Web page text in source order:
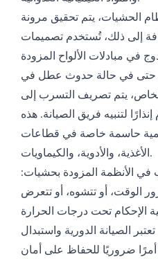
الحشيات، يتم تحقيق مرونة
إلى ذلك، تُستخدم تصميمات
في مبادلات الألواح المزودة
حتى في حالة حدوث عطل في
يتم تصريف التسرب إلى
لتنبيه فريق الصيانة. هذه
أهمية حاسمة خاصة في قطاعات
الأغذية، والأدوية، والكيماويات.
في الأنظمة المزودة بحشيات:
الوقت، أو تتشوه، أو تتعرض
الإحكام تحت درجات الحرارة
الصيانة الدورية واستبدال
ضروريًا للحفاظ على أمان